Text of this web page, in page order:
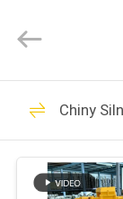
DOM
Machinery
Rights
Chiny